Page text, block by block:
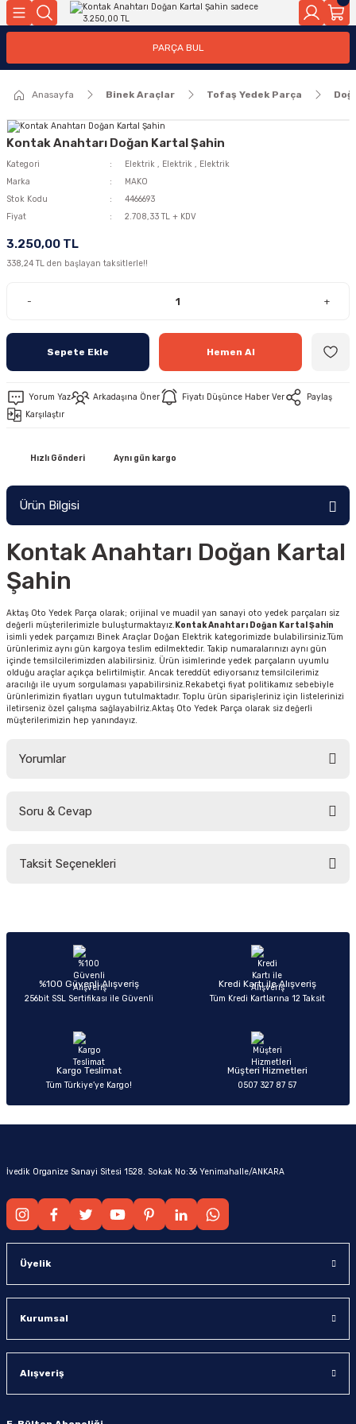
Geri Dön
Geri Dön
PARÇA BUL
Anasayfa Binek Araçlar Tofaş Yedek Parça
Kontak Anahtarı Doğan Kartal Şahin
Kategori Elektrik , Elektrik , Elektrik
Marka
MAKO
Stok Kodu
4466693
Fiyat
2.708,33 TL + KDV
3.250,00 TL
338,24 TL den başlayan taksitlerle!!
- +
Sepete Ekle Hemen Al
Yorum Yaz Arkadaşına Öner Fiyatı Düşünce Haber Ver
Paylaş
Karşılaştır
Hızlı Gönderi Aynı gün kargo
Ürün Bilgisi
Kontak Anahtarı Doğan Kartal
Şahin
Aktaş Oto Yedek Parça olarak; orijinal ve muadil yan sanayi oto yedek parçaları siz
değerli müşterilerimizle buluşturmaktayız.Kontak Anahtarı Doğan Kartal Şahin
isimli yedek parçamızı Binek Araçlar Doğan Elektrik kategorimizde bulabilirsiniz.Tüm
ürünlerimiz aynı gün kargoya teslim edilmektedir. Takip numaralarınızı aynı gün
içinde temsilcilerimizden alabilirsiniz. Ürün isimlerinde yedek parçaların uyumlu
olduğu araçlar açıkça belirtilmiştir. Ancak tereddüt ediyorsanız temsilcilerimiz
aracılığı ile uyum sorgulaması yapabilirsiniz.Rekabetçi fiyat politikamız sebebiyle
ürünlerimizin fiyatları uygun tutulmaktadır. Toplu ürün siparişleriniz için listelerinizi
iletirseniz özel çalışma sağlayabilriz.Aktaş Oto Yedek Parça olarak siz değerli
müşterilerimizin hep yanındayız.
Yorumlar
Soru & Cevap
Taksit Seçenekleri
%100 Güvenli Alışveriş
256bit SSL Sertifikası ile Güvenli
Kredi Kartı ile Alışveriş
Tüm Kredi Kartlarına 12 Taksit
Kargo Teslimat
Tüm Türkiye’ye Kargo!
Müşteri Hizmetleri
0507 327 87 57
İvedik Organize Sanayi Sitesi 1528. Sokak No:36 Yenimahalle/ANKARA
Üyelik
Kurumsal
Alışveriş